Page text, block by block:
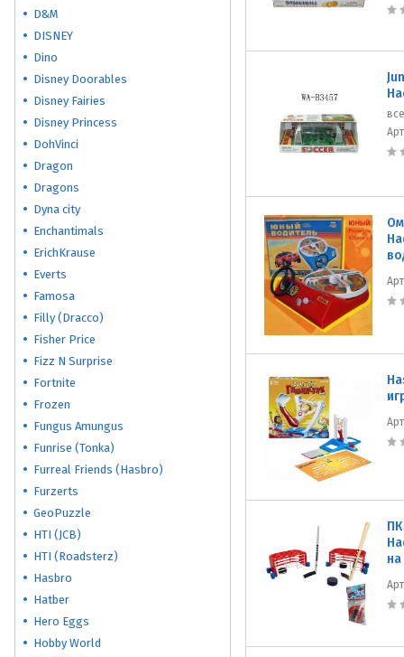
D&M
DISNEY
Dino
Disney Doorables
Disney Fairies
Disney Princess
DohVinci
Dragon
Dragons
Dyna city
Enchantimals
ErichKrause
Everts
Famosa
Filly (Dracco)
Fisher Price
Fizz N Surprise
Fortnite
Frozen
Fungus Amungus
Funrise (Tonka)
Furreal Friends (Hasbro)
Furzerts
GeoPuzzle
HTI (JCB)
HTI (Roadsterz)
Hasbro
Hatber
Hero Eggs
Hobby World